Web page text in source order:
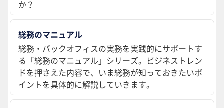
か？
総務のマニュアル
総務・バックオフィスの実務を実践的にサポートす
る「総務のマニュアル」シリーズ。ビジネストレン
ドを押さえた内容で、いま総務が知っておきたいポ
イントを具体的に解説していきます。